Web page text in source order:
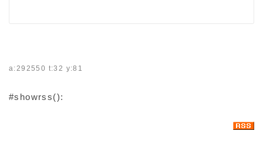
a:292550 t:32 y:81
#showrss():